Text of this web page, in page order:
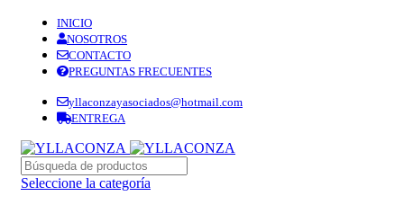
INICIO
NOSOTROS
CONTACTO
PREGUNTAS FRECUENTES
yllaconzayasociados@hotmail.com
ENTREGA
Seleccione la categoría